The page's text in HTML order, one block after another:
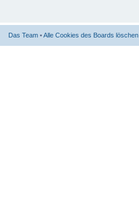
Das Team •Alle Cookies des Boards löschen